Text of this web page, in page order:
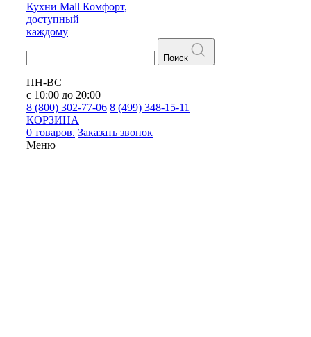
Кухни Mall Комфорт,
доступный
каждому
Поиск
ПН-ВС
с 10:00 до 20:00
8 (800) 302-77-06 8 (499) 348-15-11
КОРЗИНА
0 товаров. Заказать звонок
Меню